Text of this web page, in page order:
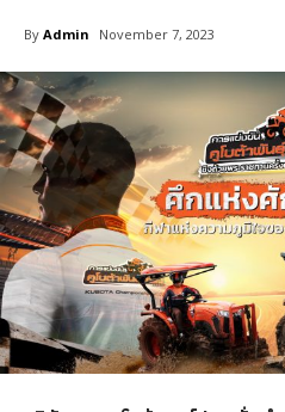
By Admin November 7, 2023